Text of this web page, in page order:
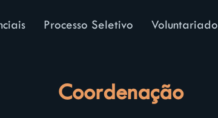
Processo Seletivo Voluntariado
Coordenação